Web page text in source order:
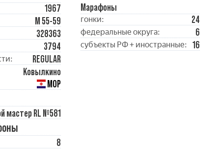
1967
М 55-59
328363
3794
REGULAR
Ковылкино
МОР
мастер RL №581
8
Марафоны
гонки: 24
федеральные округа: 6
субъекты РФ + иностранные: 16